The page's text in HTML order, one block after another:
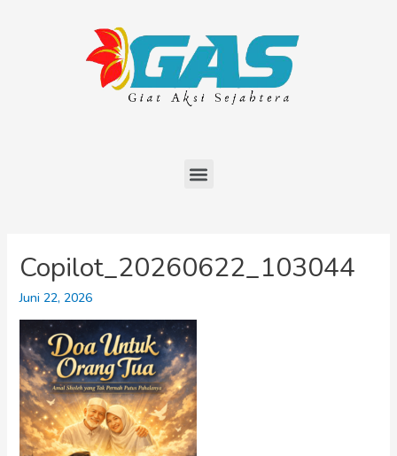
Copilot_20260622_103044
Juni 22, 2026